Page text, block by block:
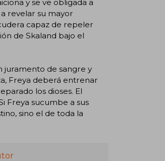
y se ve obligada a
revelar su mayor
capaz de repeler
de Skaland bajo el
juramento de sangre y
Freya deberá entrenar
los dioses. El
Freya sucumbe a sus
sino el de toda la